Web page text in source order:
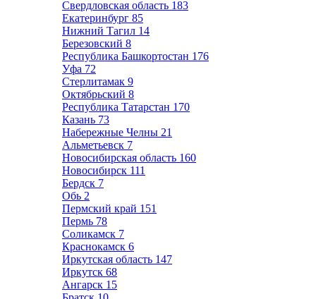
Свердловская область 183
Екатеринбург 85
Нижний Тагил 14
Березовский 8
Республика Башкортостан 176
Уфа 72
Стерлитамак 9
Октябрьский 8
Республика Татарстан 170
Казань 73
Набережные Челны 21
Альметьевск 7
Новосибирская область 160
Новосибирск 111
Бердск 7
Обь 2
Пермский край 151
Пермь 78
Соликамск 7
Краснокамск 6
Иркутская область 147
Иркутск 68
Ангарск 15